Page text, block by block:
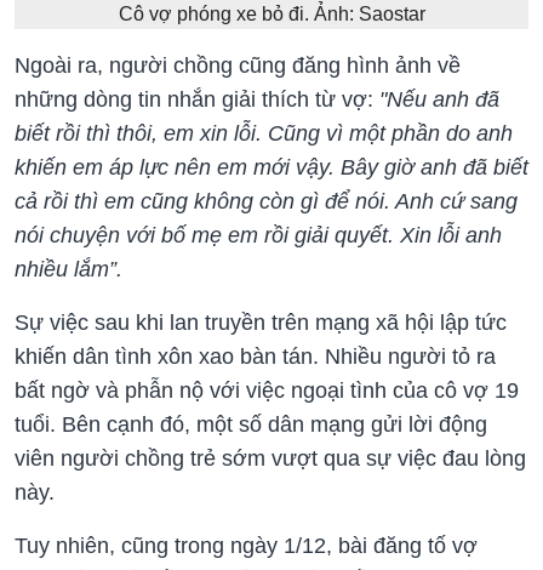
Cô vợ phóng xe bỏ đi. Ảnh: Saostar
Ngoài ra, người chồng cũng đăng hình ảnh về
những dòng tin nhắn giải thích từ vợ: "Nếu anh đã
biết rồi thì thôi, em xin lỗi. Cũng vì một phần do anh
khiến em áp lực nên em mới vậy. Bây giờ anh đã biết
cả rồi thì em cũng không còn gì để nói. Anh cứ sang
nói chuyện với bố mẹ em rồi giải quyết. Xin lỗi anh
nhiều lắm”.
Sự việc sau khi lan truyền trên mạng xã hội lập tức
khiến dân tình xôn xao bàn tán. Nhiều người tỏ ra
bất ngờ và phẫn nộ với việc ngoại tình của cô vợ 19
tuổi. Bên cạnh đó, một số dân mạng gửi lời động
viên người chồng trẻ sớm vượt qua sự việc đau lòng
này.
Tuy nhiên, cũng trong ngày 1/12, bài đăng tố vợ